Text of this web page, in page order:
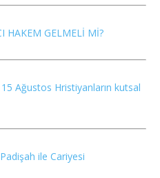
HAKEM GELMELİ Mİ?
Ağustos Hristiyanların kutsal
ile Cariyesi